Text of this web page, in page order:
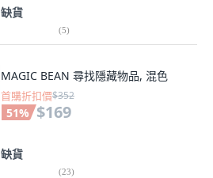
缺貨
(5)
MAGIC BEAN 尋找隱藏物品, 混色
首購折扣價$352
51% $169
缺貨
(23)